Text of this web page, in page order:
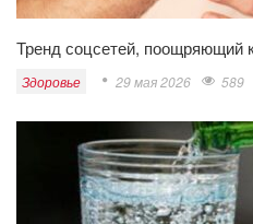
Тренд соцсетей, поощряющий
Здоровье 29 мая 2026 589